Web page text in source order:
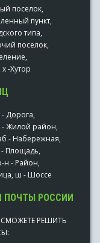
поселок,
пункт,
типа,
поселок,
-Хутор
- Дорога,
Жилой район,
- Набережная,
- Площадь,
н - Район,
ш - Шоссе
ПОЧТЫ РОССИИ
РЕШИТЬ